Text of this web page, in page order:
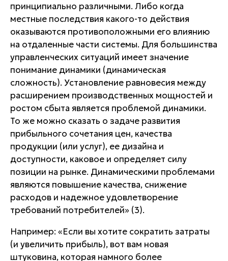
принципиально различными. Либо когда
местные последствия какого-то действия
оказываются противоположными его влиянию
на отдаленные части системы. Для большинства
управленческих ситуаций имеет значение
понимание динамики (динамическая
сложность). Установление равновесия между
расширением производственных мощностей и
ростом сбыта является проблемой динамики.
То же можно сказать о задаче развития
прибыльного сочетания цен, качества
продукции (или услуг), ее дизайна и
доступности, каковое и определяет силу
позиции на рынке. Динамическими проблемами
являются повышение качества, снижение
расходов и надежное удовлетворение
требований потребителей» (3).
Например: «Если вы хотите сократить затраты
(и увеличить прибыль), вот вам новая
штуковина, которая намного более